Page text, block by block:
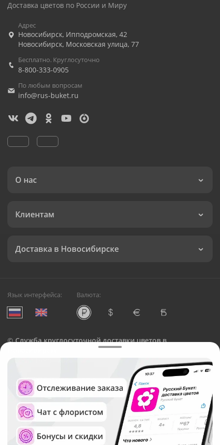
Доставка цветов по России и Миру
Адрес
Новосибирск, Ипподромская, 42
Новосибирск, Московская улица, 77
Бесплатно. Круглосуточно
8-800-333-0905
По любым вопросам
info@rus-buket.ru
О нас
Клиентам
Доставка в Новосибирске
Язык интерфейса: Валюта:
©Служба круглосуточной доставки цветов в
Русский Букет, 2026
Общество с ограниченной ответственностью «Технология»
ОГРН: 1195476081745, ИНН: 5410081997
Юридический адрес: г. Новосибирск, ул. Ипподромская,
д.42, оф. 3
Рейтинг Русского букета в г. Новосибирск